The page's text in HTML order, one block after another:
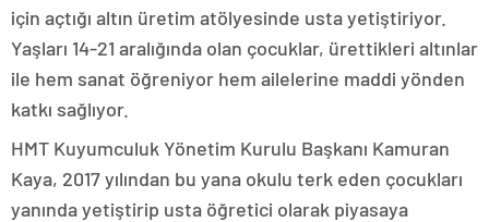
için açtığı altın üretim atölyesinde usta yetiştiriyor.
Yaşları 14-21 aralığında olan çocuklar, ürettikleri altınlar
ile hem sanat öğreniyor hem ailelerine maddi yönden
katkı sağlıyor.
HMT Kuyumculuk Yönetim Kurulu Başkanı Kamuran
Kaya, 2017 yılından bu yana okulu terk eden çocukları
yanında yetiştirip usta öğretici olarak piyasaya